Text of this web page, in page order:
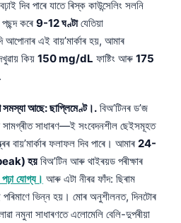
দিব পাৰে যাতে ৰিস্ক কাউন্সেলিং সলনি
কৰে 9-12 ঘণ্টাযেতিয়া
আপোনাৰ এই বায়’মাৰ্কাৰ হয়, আমাৰ
কিয় 150 mg/dL ফাষ্টিং আৰু 175
সমস্যা আছে: ছাপ্লিমেণ্ট।. বিঅ’টিনৰ ড’জ
সাধাৰণ—ই সংবেদনশীল ছেইসমূহত
বায়’মাৰ্কাৰ ফলাফল দিব পাৰে। আমাৰ 24-
হয়বিঅ’টিন আৰু থাইৰয়ড পৰীক্ষাৰ
পঢ়া যোগ্য। আৰু এটা নীৰৱ ফাঁদ: ছিৰাম
ভিন্ন হয়। মোৰ অনুশীলনত, দিনটোৰ
নমুনা সাধাৰণতে এলোমেলি বেলি-দুপৰীয়া